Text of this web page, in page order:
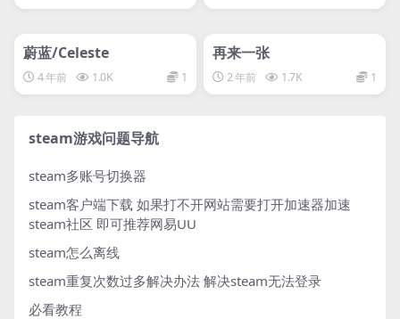
蔚蓝/Celeste
4 年前 1.0K 1
再来一张
2 年前 1.7K 1
steam游戏问题导航
steam多账号切换器
steam客户端下载 如果打不开网站需要打开加速器加速
steam社区 即可推荐网易UU
steam怎么离线
steam重复次数过多解决办法 解决steam无法登录
必看教程